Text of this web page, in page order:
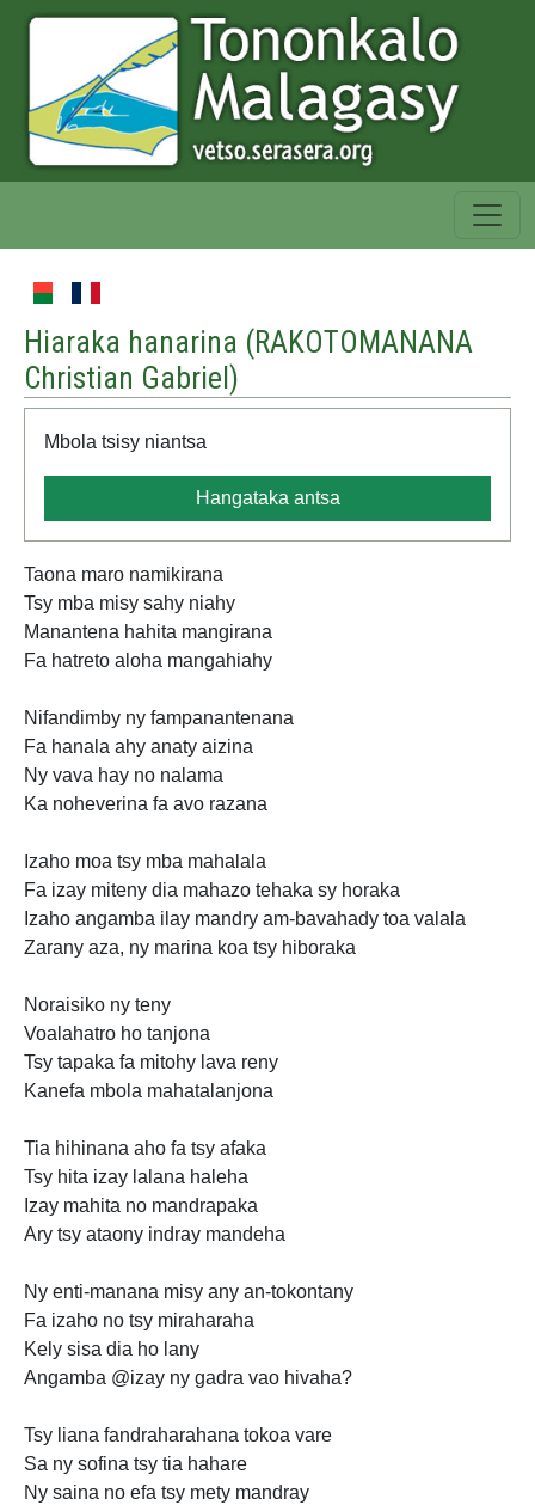
Hiaraka hanarina (RAKOTOMANANA
Christian Gabriel )
Mbola tsisy niantsa
Hangataka antsa
Taona maro namikirana
Tsy mba misy sahy niahy
Manantena hahita mangirana
Fa hatreto aloha mangahiahy
Nifandimby ny fampanantenana
Fa hanala ahy anaty aizina
Ny vava hay no nalama
Ka noheverina fa avo razana
Izaho moa tsy mba mahalala
Fa izay miteny dia mahazo tehaka sy horaka
Izaho angamba ilay mandry am-bavahady toa valala
Zarany aza, ny marina koa tsy hiboraka
Noraisiko ny teny
Voalahatro ho tanjona
Tsy tapaka fa mitohy lava reny
Kanefa mbola mahatalanjona
Tia hihinana aho fa tsy afaka
Tsy hita izay lalana haleha
Izay mahita no mandrapaka
Ary tsy ataony indray mandeha
Ny enti-manana misy any an-tokontany
Fa izaho no tsy miraharaha
Kely sisa dia ho lany
Angamba @izay ny gadra vao hivaha?
Tsy liana fandraharahana tokoa vare
Sa ny sofina tsy tia hahare
Ny saina no efa tsy mety mandray